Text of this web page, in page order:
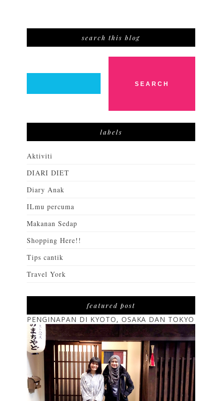
search this blog
labels
Aktiviti
DIARI DIET
Diary Anak
ILmu percuma
Makanan Sedap
Shopping Here!!
Tips cantik
Travel York
featured post
PENGINAPAN DI KYOTO, OSAKA DAN TOKYO